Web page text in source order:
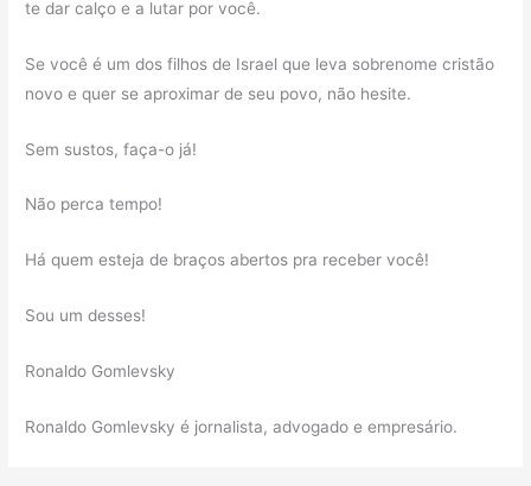
te dar calço e a lutar por você.
Se você é um dos filhos de Israel que leva sobrenome cristão
novo e quer se aproximar de seu povo, não hesite.
Sem sustos, faça-o já!
Não perca tempo!
Há quem esteja de braços abertos pra receber você!
Sou um desses!
Ronaldo Gomlevsky
Ronaldo Gomlevsky é jornalista, advogado e empresário.